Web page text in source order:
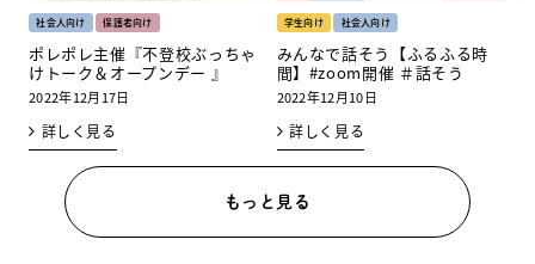
社会人向け 保護者向け
ポレポレ主催『不登校ぶっちゃ
けトーク＆オープンデー 』
2022年12月17日
詳しく見る
学生向け 社会人向け
みんなで話そう【ふるふる時
間】#zoom開催 ＃話そう
2022年12月10日
詳しく見る
もっと見る